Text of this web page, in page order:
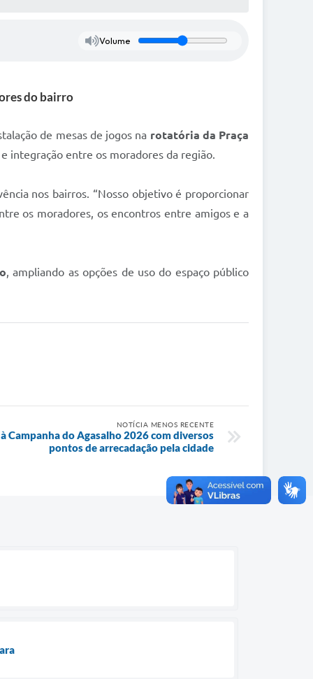
Volume
do bairro
de mesas de jogos na rotatória da Praça
integração entre os moradores da região.
nos bairros. “Nosso objetivo é proporcionar
os moradores, os encontros entre amigos e a
, ampliando as opções de uso do espaço público
NOTÍCIA MENOS RECENTE
Campanha do Agasalho 2026 com diversos
pontos de arrecadação pela cidade